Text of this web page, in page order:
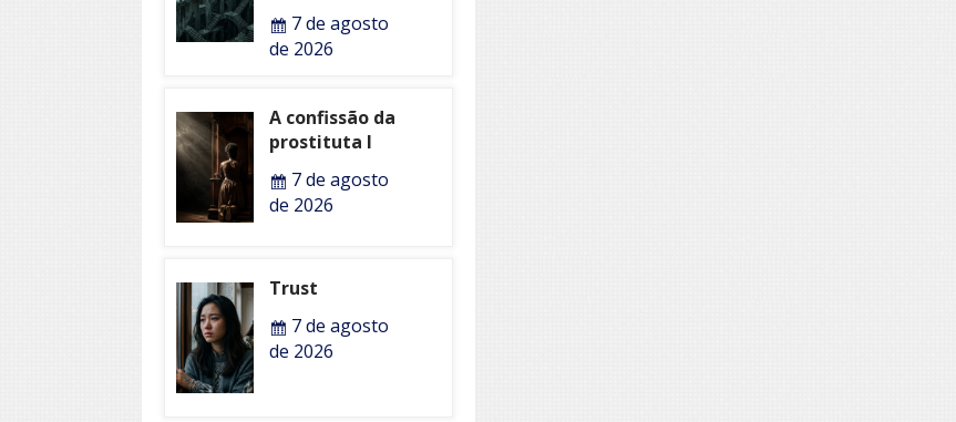
7 de agosto
de 2026
A confissão da
prostituta I
7 de agosto
de 2026
Trust
7 de agosto
de 2026